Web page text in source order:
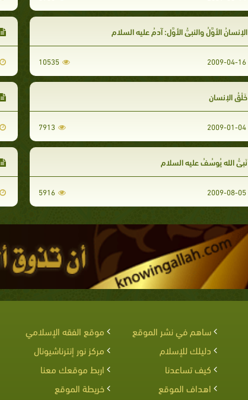
الإنسانُ الأوَّلُ والنبيُّ الأوَّل: آدمُ عليه السلام
2009-04-16
10535
خَلْقُ الإنسان
2009-01-04
7913
نَبِيُّ الله يُوسُفُ عليه السلام
2009-08-05
5916
ساهم في نشر الموقع
موقع الفقه الإسلامي
دليلك للإسلام
مركز نور إنترناشيونال
كيف تساعدنا
اربط موقعك معنا
اهداف الموقع
خريطة الموقع